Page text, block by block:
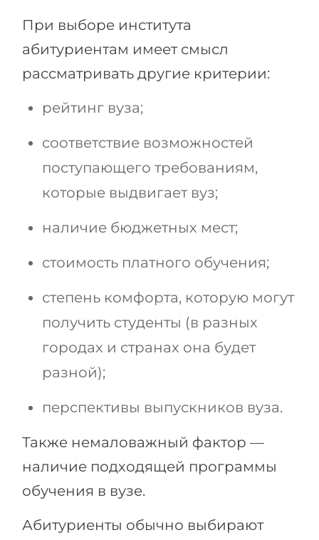
При выборе института
абитуриентам имеет смысл
рассматривать другие критерии:
рейтинг вуза;
соответствие возможностей
поступающего требованиям,
которые выдвигает вуз;
наличие бюджетных мест;
стоимость платного обучения;
степень комфорта, которую могут
получить студенты (в разных
городах и странах она будет
разной);
перспективы выпускников вуза.
Также немаловажный фактор —
наличие подходящей программы
обучения в вузе.
Абитуриенты обычно выбирают